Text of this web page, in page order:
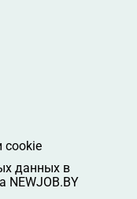
cookie
данных в
NEWJOB.BY